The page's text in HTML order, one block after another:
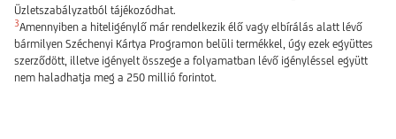
Üzletszabályzatból tájékozódhat.
3Amennyiben a hiteligénylő már rendelkezik élő vagy elbírálás alatt lévő
bármilyen Széchenyi Kártya Programon belüli termékkel, úgy ezek együttes
szerződött, illetve igényelt összege a folyamatban lévő igényléssel együtt
nem haladhatja meg a 250 millió forintot.